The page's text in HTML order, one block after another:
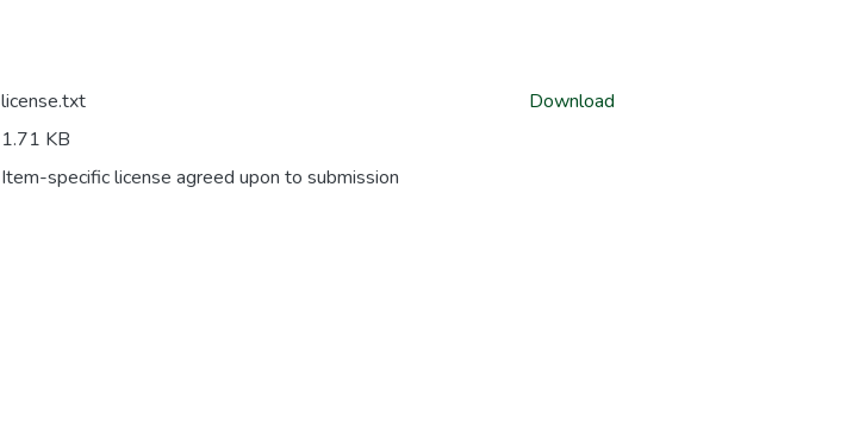
license.txt
1.71 KB
Item-specific license agreed upon to submission
Download